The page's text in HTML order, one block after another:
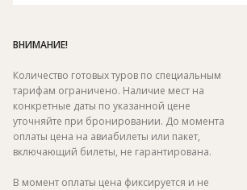
ВНИМАНИЕ!
Количество готовых туров по специальным
тарифам ограничено. Наличие мест на
конкретные даты по указанной цене
уточняйте при бронировании. До момента
оплаты цена на авиабилеты или пакет,
включающий билеты, не гарантирована.
В момент оплаты цена фиксируется и не